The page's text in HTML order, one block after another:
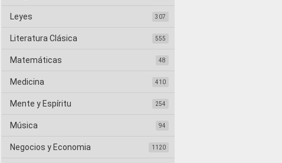
Leyes 307
Literatura Clásica 555
Matemáticas 48
Medicina 410
Mente y Espíritu 254
Música 94
Negocios y Economia 1120